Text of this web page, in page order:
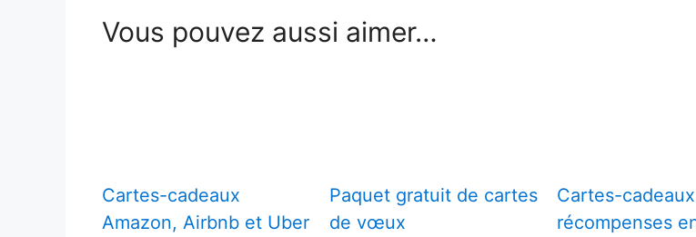
Vous pouvez aussi aimer…
Cartes-cadeaux
Amazon, Airbnb et Uber
Paquet gratuit de cartes
de vœux
Cartes-
récompenses